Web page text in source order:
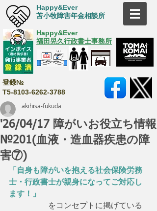
Happy&Ever
苫小牧障害年金相談所
Happy&Ever
福田晃久行政書士事務所
登録№
T5-8103-6262-3788
'26/04/17 障がいお役立ち情報
№201(血液・造血器疾患の障
害⑦)
akihisa-fukuda
「自身も障がいを抱える社会保険労務
士・行政書士が親身になってご対応し
ます！」
をコンセプトに掲げている